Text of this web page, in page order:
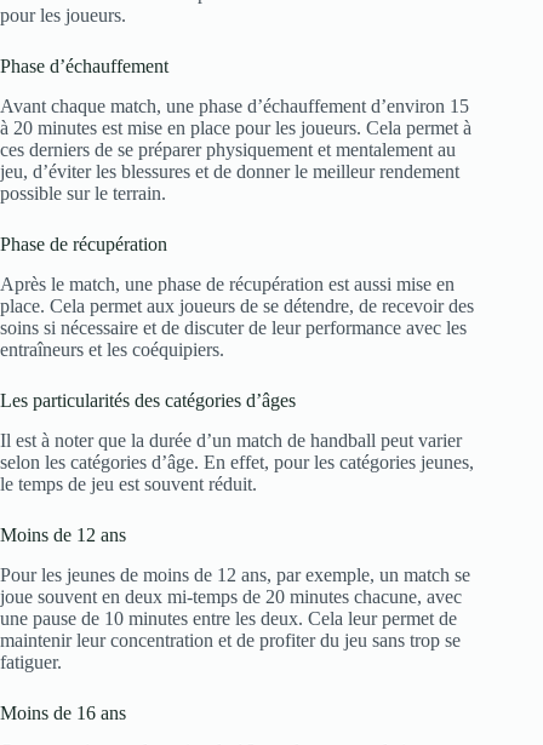
pour les joueurs.
Phase d’échauffement
Avant chaque match, une phase d’échauffement d’environ 15
à 20 minutes est mise en place pour les joueurs. Cela permet à
ces derniers de se préparer physiquement et mentalement au
jeu, d’éviter les blessures et de donner le meilleur rendement
possible sur le terrain.
Phase de récupération
Après le match, une phase de récupération est aussi mise en
place. Cela permet aux joueurs de se détendre, de recevoir des
soins si nécessaire et de discuter de leur performance avec les
entraîneurs et les coéquipiers.
Les particularités des catégories d’âges
Il est à noter que la durée d’un match de handball peut varier
selon les catégories d’âge. En effet, pour les catégories jeunes,
le temps de jeu est souvent réduit.
Moins de 12 ans
Pour les jeunes de moins de 12 ans, par exemple, un match se
joue souvent en deux mi-temps de 20 minutes chacune, avec
une pause de 10 minutes entre les deux. Cela leur permet de
maintenir leur concentration et de profiter du jeu sans trop se
fatiguer.
Moins de 16 ans